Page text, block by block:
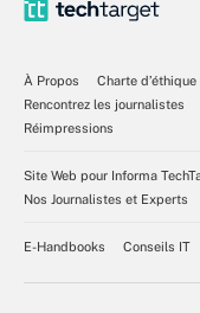
À Propos
Charte
Rencontrez les journalistes
Réimpressions
Site Web pour Informa
Nos Journalistes et Experts
E-Handbooks Conseils IT